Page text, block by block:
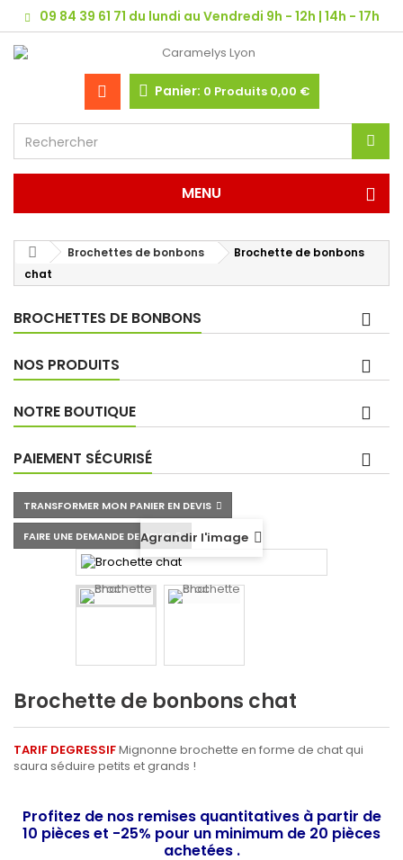
09 84 39 61 71 du lundi au Vendredi 9h - 12h | 14h - 17h
Panier: 0 Produits 0,00 €
MENU
Brochettes de bonbons
Brochette de bonbons
chat
BROCHETTES DE BONBONS
NOS PRODUITS
NOTRE BOUTIQUE
PAIEMENT SÉCURISÉ
TRANSFORMER MON PANIER EN DEVIS
FAIRE UNE DEMANDE DE DEVISAgrandir l'image
Brochette de bonbons chat
TARIF DEGRESSIFMignonne brochette en forme de chat qui
saura séduire petits et grands !
Profitez de nos remises quantitatives à partir de
10 pièces et -25% pour un minimum de 20 pièces
achetées .